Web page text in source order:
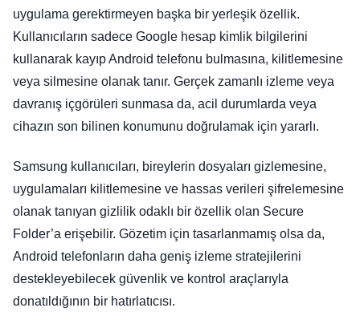
uygulama gerektirmeyen başka bir yerleşik özellik.
Kullanıcıların sadece Google hesap kimlik bilgilerini
kullanarak kayıp Android telefonu bulmasına, kilitlemesine
veya silmesine olanak tanır. Gerçek zamanlı izleme veya
davranış içgörüleri sunmasa da, acil durumlarda veya
cihazın son bilinen konumunu doğrulamak için yararlı.
Samsung kullanıcıları, bireylerin dosyaları gizlemesine,
uygulamaları kilitlemesine ve hassas verileri şifrelemesine
olanak tanıyan gizlilik odaklı bir özellik olan Secure
Folder’a erişebilir. Gözetim için tasarlanmamış olsa da,
Android telefonların daha geniş izleme stratejilerini
destekleyebilecek güvenlik ve kontrol araçlarıyla
donatıldığının bir hatırlatıcısı.